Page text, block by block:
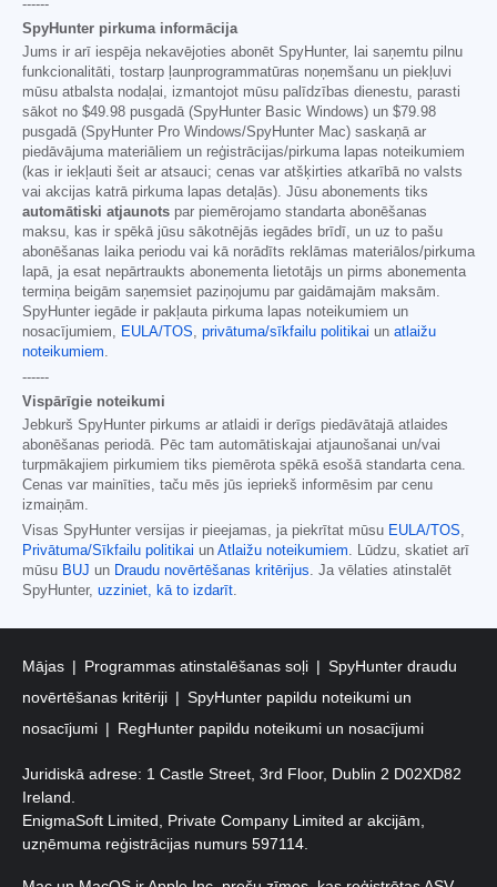
------
SpyHunter pirkuma informācija
Jums ir arī iespēja nekavējoties abonēt SpyHunter, lai saņemtu pilnu
funkcionalitāti, tostarp ļaunprogrammatūras noņemšanu un piekļuvi
mūsu atbalsta nodaļai, izmantojot mūsu palīdzības dienestu, parasti
sākot no $49.98 pusgadā (SpyHunter Basic Windows) un $79.98
pusgadā (SpyHunter Pro Windows/SpyHunter Mac) saskaņā ar
piedāvājuma materiāliem un reģistrācijas/pirkuma lapas noteikumiem
(kas ir iekļauti šeit ar atsauci; cenas var atšķirties atkarībā no valsts
vai akcijas katrā pirkuma lapas detaļās). Jūsu abonements tiks
automātiski atjaunots par piemērojamo standarta abonēšanas
maksu, kas ir spēkā jūsu sākotnējās iegādes brīdī, un uz to pašu
abonēšanas laika periodu vai kā norādīts reklāmas materiālos/pirkuma
lapā, ja esat nepārtraukts abonementa lietotājs un pirms abonementa
termiņa beigām saņemsiet paziņojumu par gaidāmajām maksām.
SpyHunter iegāde ir pakļauta pirkuma lapas noteikumiem un
nosacījumiem, EULA/TOS, privātuma/sīkfailu politikai un atlaižu
noteikumiem.
------
Vispārīgie noteikumi
Jebkurš SpyHunter pirkums ar atlaidi ir derīgs piedāvātajā atlaides
abonēšanas periodā. Pēc tam automātiskajai atjaunošanai un/vai
turpmākajiem pirkumiem tiks piemērota spēkā esošā standarta cena.
Cenas var mainīties, taču mēs jūs iepriekš informēsim par cenu
izmaiņām.
Visas SpyHunter versijas ir pieejamas, ja piekrītat mūsu EULA/TOS,
Privātuma/Sīkfailu politikai un Atlaižu noteikumiem. Lūdzu, skatiet arī
mūsu BUJ un Draudu novērtēšanas kritērijus. Ja vēlaties atinstalēt
SpyHunter, uzziniet, kā to izdarīt.
Mājas Programmas atinstalēšanas soļi
SpyHunter draudu
novērtēšanas kritēriji
SpyHunter papildu noteikumi un
nosacījumi
RegHunter papildu noteikumi un nosacījumi
Juridiskā adrese: 1 Castle Street, 3rd Floor, Dublin 2 D02XD82
Ireland.
EnigmaSoft Limited, Private Company Limited ar akcijām,
uzņēmuma reģistrācijas numurs 597114.